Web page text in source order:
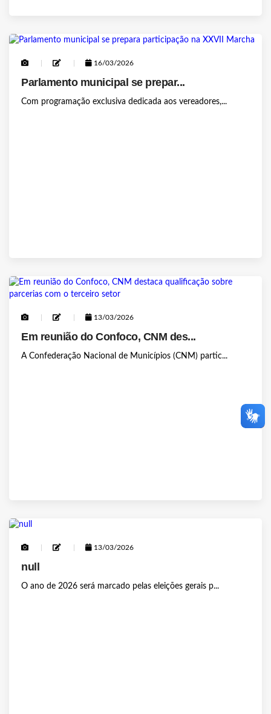
16/03/2026
Parlamento municipal se prepar...
Com programação exclusiva dedicada aos vereadores,...
13/03/2026
Em reunião do Confoco, CNM des...
A Confederação Nacional de Municípios (CNM) partic...
13/03/2026
null
O ano de 2026 será marcado pelas eleições gerais p...